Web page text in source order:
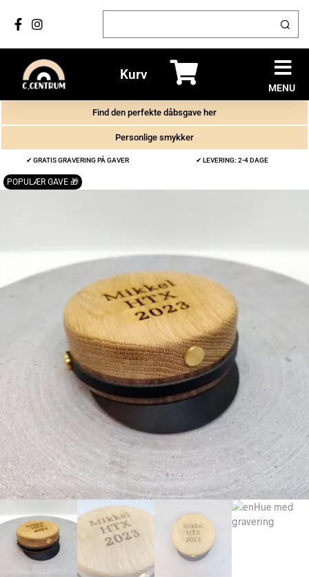
Kurv
MENU
Find den perfekte dåbsgave her
Personlige smykker
✔ GRATIS GRAVERING PÅ GAVER ✔ LEVERING: 2-4 DAGE
POPULÆR GAVE 🎁